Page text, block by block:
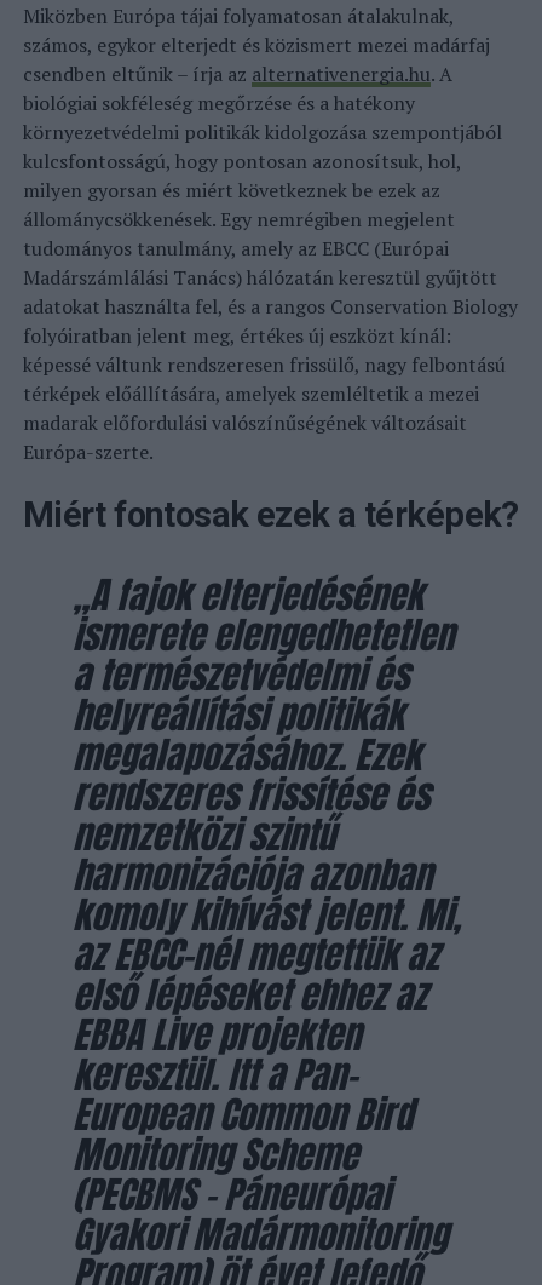
Miközben Európa tájai folyamatosan átalakulnak,
számos, egykor elterjedt és közismert mezei madárfaj
csendben eltűnik – írja az alternativenergia.hu. A
biológiai sokféleség megőrzése és a hatékony
környezetvédelmi politikák kidolgozása szempontjából
kulcsfontosságú, hogy pontosan azonosítsuk, hol,
milyen gyorsan és miért következnek be ezek az
állománycsökkenések. Egy nemrégiben megjelent
tudományos tanulmány, amely az EBCC (Európai
Madárszámlálási Tanács) hálózatán keresztül gyűjtött
adatokat használta fel, és a rangos Conservation Biology
folyóiratban jelent meg, értékes új eszközt kínál:
képessé váltunk rendszeresen frissülő, nagy felbontású
térképek előállítására, amelyek szemléltetik a mezei
madarak előfordulási valószínűségének változásait
Európa-szerte.
Miért fontosak ezek a térképek?
„A fajok elterjedésének
ismerete elengedhetetlen
a természetvédelmi és
helyreállítási politikák
megalapozásához. Ezek
rendszeres frissítése és
nemzetközi szintű
harmonizációja azonban
komoly kihívást jelent. Mi,
az EBCC-nél megtettük az
első lépéseket ehhez az
EBBA Live projekten
keresztül. Itt a Pan-
European Common Bird
Monitoring Scheme
(PECBMS – Páneurópai
Gyakori Madármonitoring